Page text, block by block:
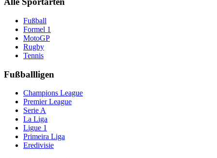
Fußball
Formel 1
MotoGP
Rugby
Tennis
Fußballligen
Champions League
Premier League
Serie A
La Liga
Ligue 1
Primeira Liga
Eredivisie